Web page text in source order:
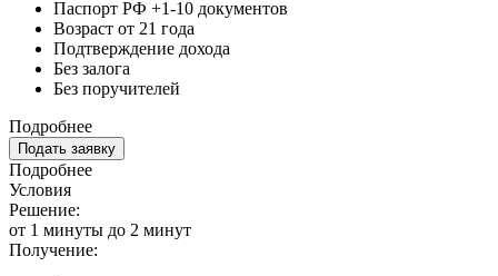
Паспорт РФ +1-10 документов
Возраст от 21 года
Подтверждение дохода
Без залога
Без поручителей
Подробнее
Подать заявку
Подробнее
Условия
Решение:
от 1 минуты до 2 минут
Получение: